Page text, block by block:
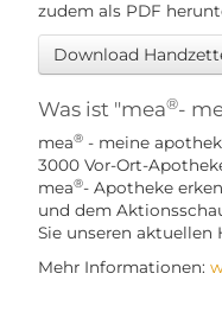
zudem als PDF
Download
Was ist "mea®-
mea® - meine
3000 Vor-Ort-
mea®- Apotheke
und dem
Sie unseren
Mehr Informationen: